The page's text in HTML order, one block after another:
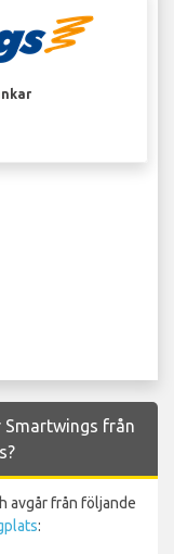
från
avgår från följande
: